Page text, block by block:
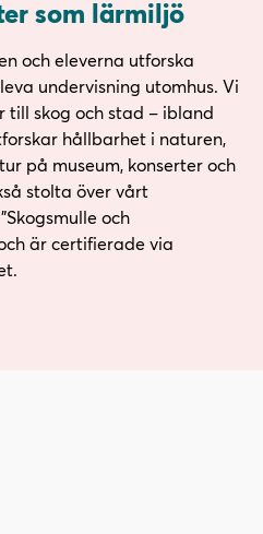
som lärmiljö
och eleverna utforska
undervisning utomhus. Vi
skog och stad – ibland
hållbarhet i naturen,
på museum, konserter och
stolta över vårt
och
är certifierade via